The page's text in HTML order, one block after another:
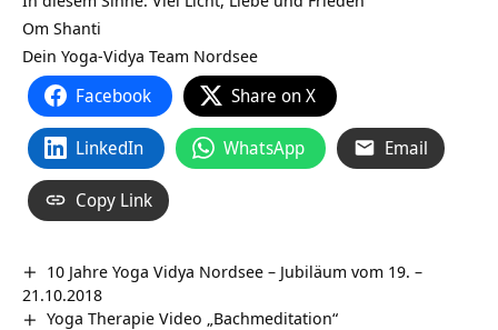
Om Shanti
Dein Yoga-Vidya Team Nordsee
Facebook Share on X
LinkedIn WhatsApp Email
Copy Link
10 Jahre Yoga Vidya Nordsee – Jubiläum vom 19. –
21.10.2018
Yoga Therapie Video „Bachmeditation“